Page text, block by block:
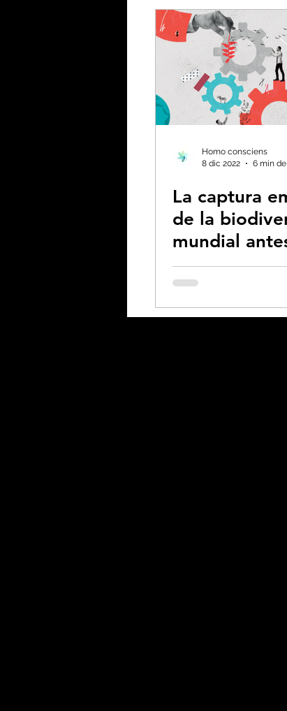
Homo consciens
8 dic 2022
6 min
La captura
de la
mundial
Cumbre